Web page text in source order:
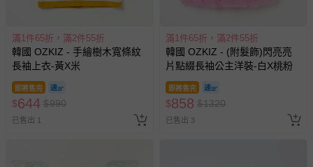
滿1件65折，滿2件55折
韓國 OZKIZ - 手繪樹木寬條紋
長袖上衣-黃X米
即將售完
$644 $990
已售出 1
滿1件65折，滿2件55折
韓國 OZKIZ - (附髮飾)閃亮亮
片點綴長袖公主洋裝-白X桃粉
即將售完
$858 $1320
已售出 3